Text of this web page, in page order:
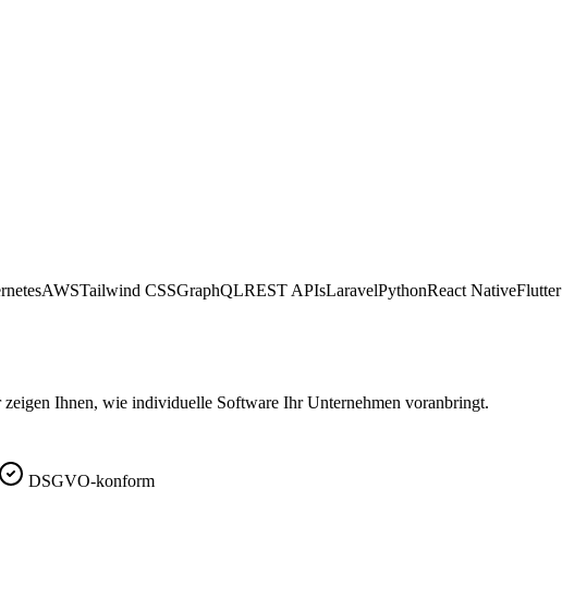
AWSTailwind CSSGraphQLREST APIsLaravelPythonReact NativeFlutter
Ihnen, wie individuelle Software Ihr Unternehmen voranbringt.
DSGVO-konform